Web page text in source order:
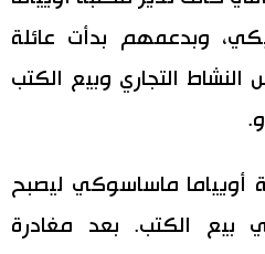
وبدعمهم بدأت عائلة
التجاري وبيع الكتب
عائلة أويياما ماساسوكي ليصبح
بيع الكتب. بعد مغادرة